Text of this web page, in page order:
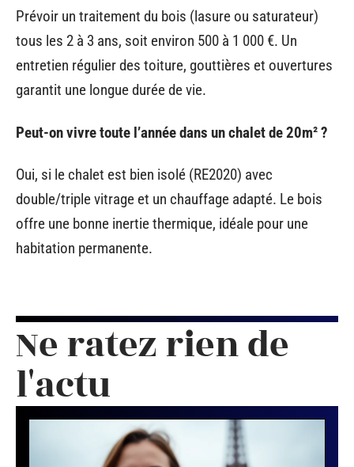
Prévoir un traitement du bois (lasure ou saturateur)
tous les 2 à 3 ans, soit environ 500 à 1 000 €. Un
entretien régulier des toiture, gouttières et ouvertures
garantit une longue durée de vie.
Peut-on vivre toute l’année dans un chalet de 20m² ?
Oui, si le chalet est bien isolé (RE2020) avec
double/triple vitrage et un chauffage adapté. Le bois
offre une bonne inertie thermique, idéale pour une
habitation permanente.
Ne ratez rien de
l'actu